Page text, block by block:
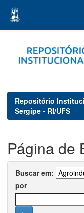
navigation
Repositório
Sergipe - RI/UFS
Página de
Buscar em:
por